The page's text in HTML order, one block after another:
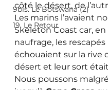
9bis. Le Botswana (2)
19. Le Retour
côté le désert, de
Les marins l’avaient
Skeleton Coast car, en
naufrage, les rescapés
échouaient sur la rive
désert et leur sort
Nous poussons